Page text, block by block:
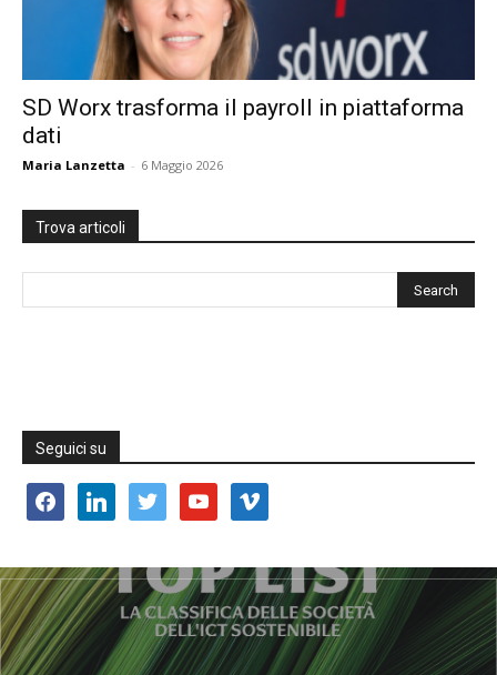
SD Worx trasforma il payroll in piattaforma
dati
Maria Lanzetta - 6 Maggio 2026
Trova articoli
Seguici su
facebooklinkedin twitter youtube vimeo